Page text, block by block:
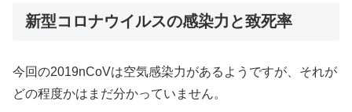
新型コロナウイルスの感染力と致死率
今回の2019nCoVは空気感染力があるようですが、それが
どの程度かはまだ分かっていません。